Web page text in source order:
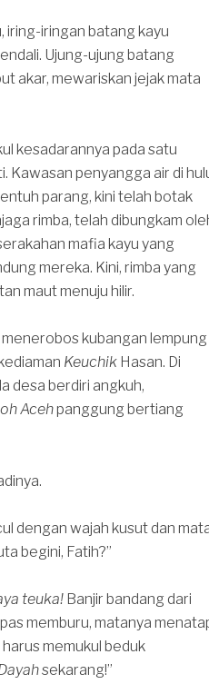
iring-iringan batang kayu
Ujung-ujung batang
akar, mewariskan jejak mata
kesadarannya pada satu
Kawasan penyangga air di
parang, kini telah botak
rimba, telah dibungkam
mafia kayu yang
mereka. Kini, rimba yang
maut menuju hilir.
kubangan lempung
KeuchikHasan. Di
desa berdiri angkuh,
Acehpanggung bertiang
dengan wajah kusut dan
begini, Fatih?”
teuka!Banjir bandang dari
memburu, matanya
memukul beduk
sekarang!”